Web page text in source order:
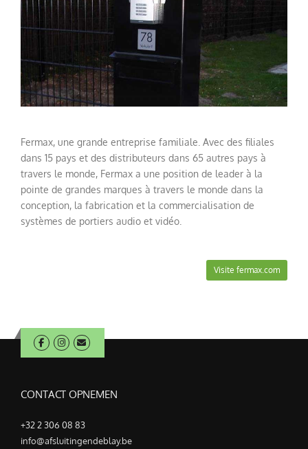
Fermax, une grande entreprise familiale Avec des filiales
dans 15 pays et des distributeurs dans 65 autres pays à
travers le monde, Fermax a une position de leader à la
pointe de grandes marques à travers le monde dans la
conception, la fabrication et la commercialisation de
systèmes de portiers audio et vidéo
Visite fermax.com
CONTACT OPNEMEN
+32 2 306 08 83
info@afsluitingendeblay.be